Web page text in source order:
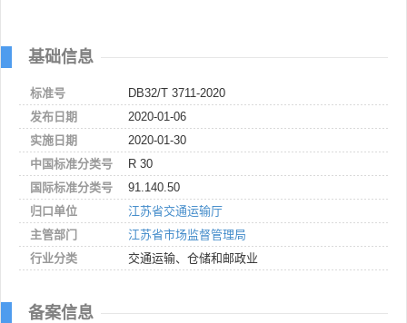
基础信息
标准号
DB32/T 3711-2020
发布日期
2020-01-06
实施日期
2020-01-30
中国标准分类号
R 30
国际标准分类号
91.140.50
归口单位
江苏省交通运输厅
主管部门
江苏省市场监督管理局
行业分类
交通运输、仓储和邮政业
备案信息